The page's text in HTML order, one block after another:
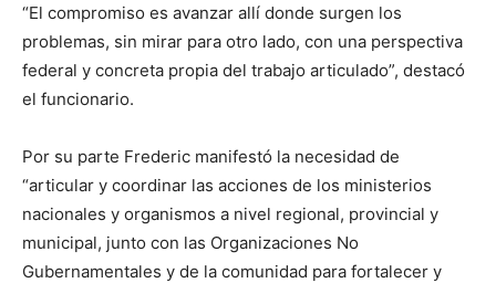
“El compromiso es avanzar allí donde surgen los
problemas, sin mirar para otro lado, con una perspectiva
federal y concreta propia del trabajo articulado”, destacó
el funcionario.
Por su parte Frederic manifestó la necesidad de
“articular y coordinar las acciones de los ministerios
nacionales y organismos a nivel regional, provincial y
municipal, junto con las Organizaciones No
Gubernamentales y de la comunidad para fortalecer y